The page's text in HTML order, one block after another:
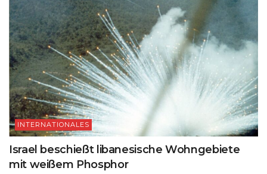
INTERNATIONALES
Israel beschießt libanesische Wohngebiete
mit weißem Phosphor